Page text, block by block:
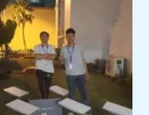
Penggunaan Starlink
Untuk Kegiatan
Lapangan